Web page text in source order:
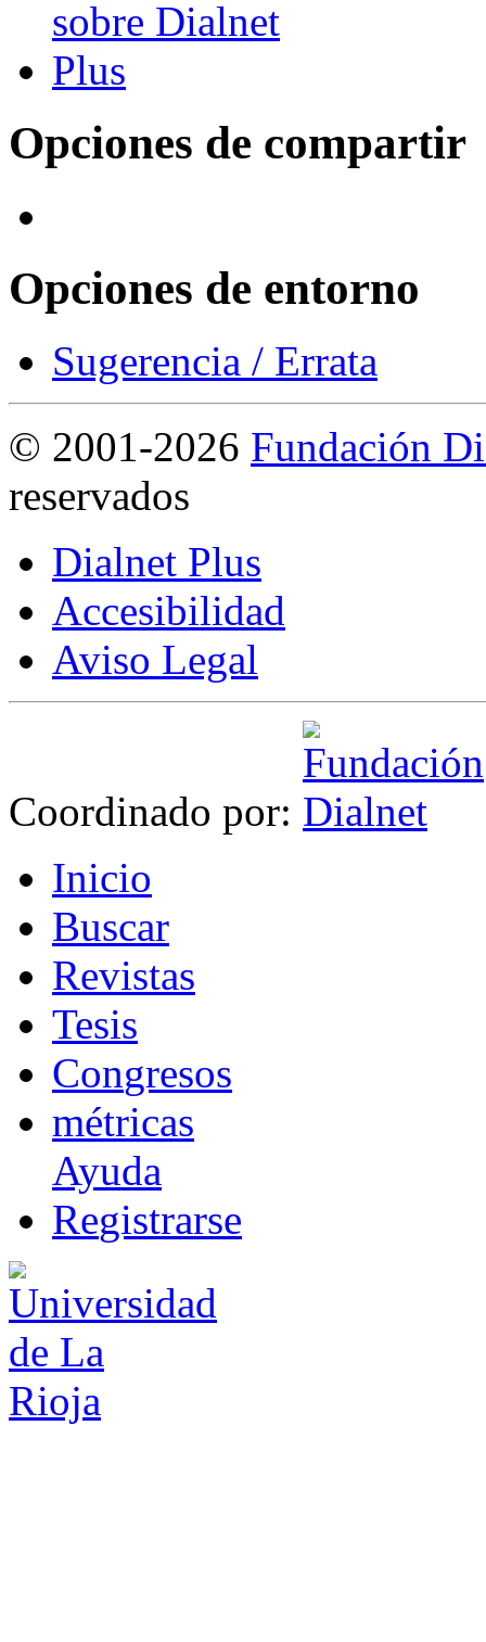
Opciones de compartir
Opciones de entorno
Sugerencia / Errata
© 2001-2026 Fundación
reservados
Dialnet Plus
Accesibilidad
Aviso Legal
Coordinado por:
Inicio
Buscar
Revistas
Tesis
Congresos
métricas
Ayuda
Registrarse